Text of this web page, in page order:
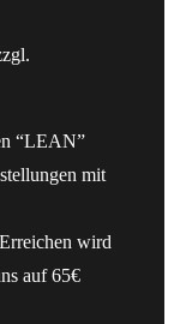
“LEAN”
mit
wird
auf 65€